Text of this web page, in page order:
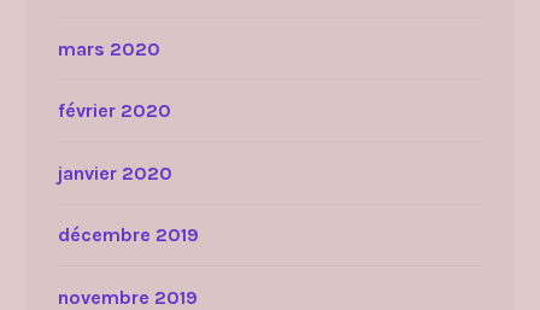
mars 2020
février 2020
janvier 2020
décembre 2019
novembre 2019